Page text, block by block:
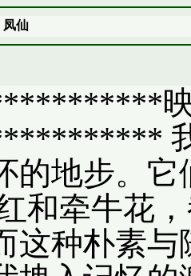
凤仙
映
我
的地步。
和牵牛花
这种朴素